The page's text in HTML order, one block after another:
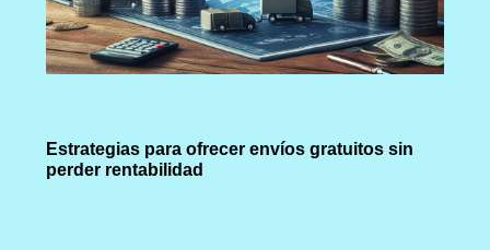
Estrategias para ofrecer envíos gratuitos sin
perder rentabilidad